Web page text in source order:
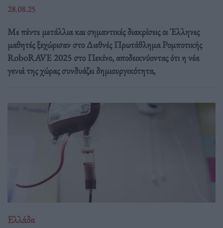
28.08.25
Με πέντε μετάλλια και σημαντικές διακρίσεις οι Έλληνες
μαθητές ξεχώρισαν στο Διεθνές Πρωτάθλημα Ρομποτικής
RoboRAVE 2025 στο Πεκίνο, αποδεικνύοντας ότι η νέα
γενιά της χώρας συνδυάζει δημιουργικότητα,
Ελλάδα